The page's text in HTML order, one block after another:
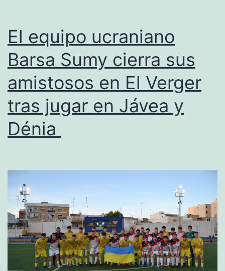
Europa
ILCA
4
El equipo ucraniano
Barsa Sumy cierra sus
amistosos en El Verger
tras jugar en Jávea y
Dénia